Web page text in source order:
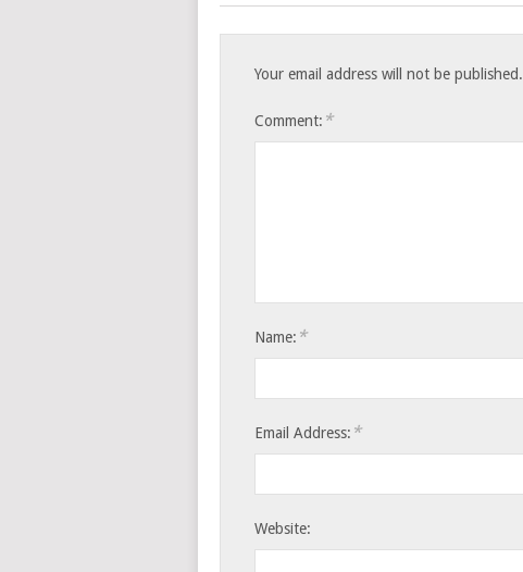
Your email address will not be published.
Comment: *
Name: *
Email Address: *
Website: